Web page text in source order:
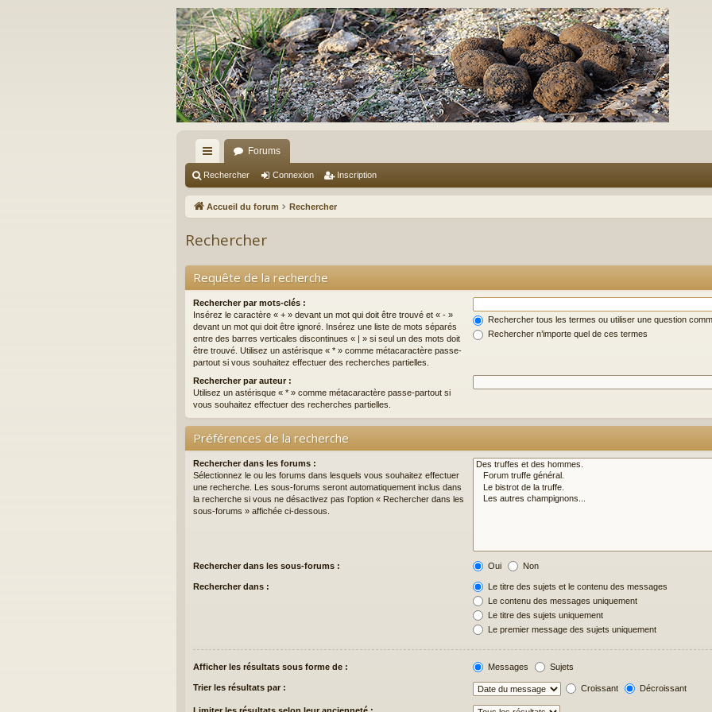
ac
co
ci
Forums
Rechercher Connexion Inscription
Accueil du forum Rechercher
Rechercher
Requête de la recherche
Rechercher par mots-clés :
Insérez le caractère « + » devant un mot qui doit être trouvé et « - »
devant un mot qui doit être ignoré. Insérez une liste de mots séparés
entre des barres verticales discontinues « | » si seul un des mots doit
être trouvé. Utilisez un astérisque « * » comme métacaractère passe-
partout si vous souhaitez effectuer des recherches partielles.
Rechercher tous les termes ou utiliser une question
Rechercher n’importe quel de ces termes
Rechercher par auteur :
Utilisez un astérisque « * » comme métacaractère passe-partout si
vous souhaitez effectuer des recherches partielles.
Préférences de la recherche
Rechercher dans les forums :
Sélectionnez le ou les forums dans lesquels vous souhaitez effectuer
une recherche. Les sous-forums seront automatiquement inclus dans
la recherche si vous ne désactivez pas l’option « Rechercher dans les
sous-forums » affichée ci-dessous.
Rechercher dans les sous-forums : Oui Non
Rechercher dans :
Le titre des sujets et le contenu des messages
Le contenu des messages uniquement
Le titre des sujets uniquement
Le premier message des sujets uniquement
Afficher les résultats sous forme de : Messages Sujets
Trier les résultats par : Croissant Décroissant